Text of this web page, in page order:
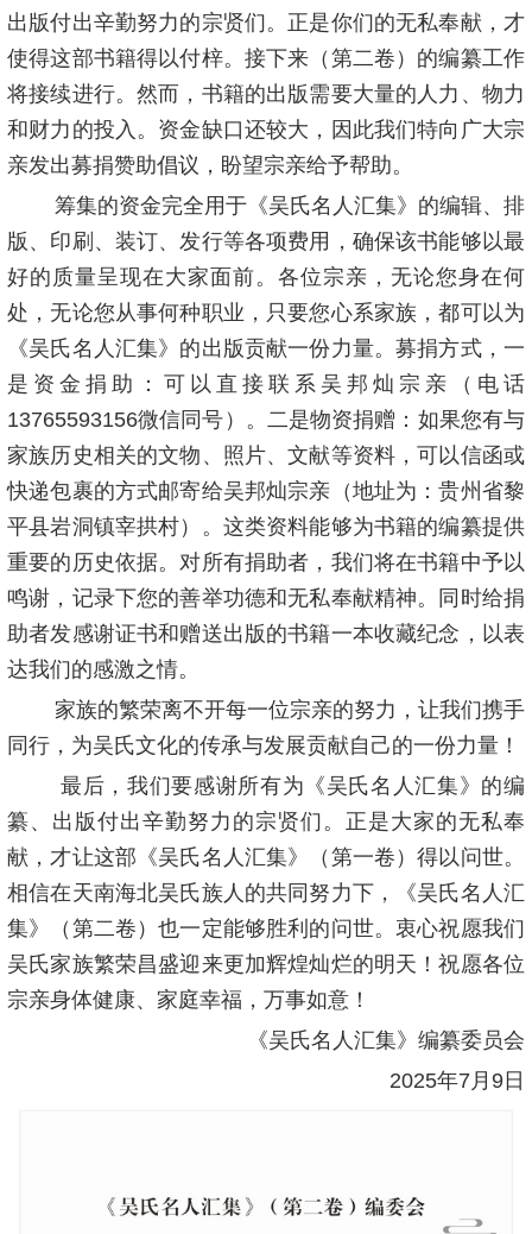
出版付出辛勤努力的宗贤们。正是你们的无私奉献，才
使得这部书籍得以付梓。接下来（第二卷）的编纂工作
将接续进行。然而，书籍的出版需要大量的人力、物力
和财力的投入。资金缺口还较大，因此我们特向广大宗
亲发出募捐赞助倡议，盼望宗亲给予帮助。
筹集的资金完全用于《吴氏名人汇集》的编辑、排
版、印刷、装订、发行等各项费用，确保该书能够以最
好的质量呈现在大家面前。各位宗亲，无论您身在何
处，无论您从事何种职业，只要您心系家族，都可以为
《吴氏名人汇集》的出版贡献一份力量。募捐方式，一
是资金捐助：可以直接联系吴邦灿宗亲（电话
13765593156微信同号）。二是物资捐赠：如果您有与
家族历史相关的文物、照片、文献等资料，可以信函或
快递包裹的方式邮寄给吴邦灿宗亲（地址为：贵州省黎
平县岩洞镇宰拱村）。这类资料能够为书籍的编纂提供
重要的历史依据。对所有捐助者，我们将在书籍中予以
鸣谢，记录下您的善举功德和无私奉献精神。同时给捐
助者发感谢证书和赠送出版的书籍一本收藏纪念，以表
达我们的感激之情。
家族的繁荣离不开每一位宗亲的努力，让我们携手
同行，为吴氏文化的传承与发展贡献自己的一份力量！
最后，我们要感谢所有为《吴氏名人汇集》的编
纂、出版付出辛勤努力的宗贤们。正是大家的无私奉
献，才让这部《吴氏名人汇集》（第一卷）得以问世。
相信在天南海北吴氏族人的共同努力下，《吴氏名人汇
集》（第二卷）也一定能够胜利的问世。衷心祝愿我们
吴氏家族繁荣昌盛迎来更加辉煌灿烂的明天！祝愿各位
宗亲身体健康、家庭幸福，万事如意！
《吴氏名人汇集》编纂委员会
2025年7月9日